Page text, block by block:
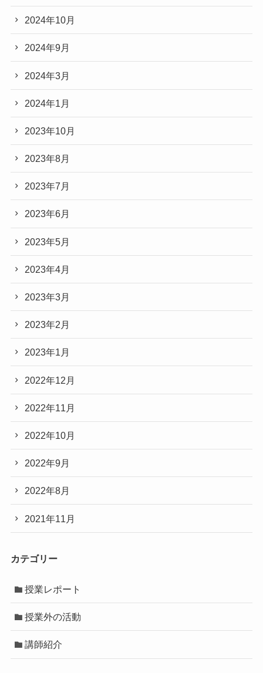
2024年10月
2024年9月
2024年3月
2024年1月
2023年10月
2023年8月
2023年7月
2023年6月
2023年5月
2023年4月
2023年3月
2023年2月
2023年1月
2022年12月
2022年11月
2022年10月
2022年9月
2022年8月
2021年11月
カテゴリー
授業レポート
授業外の活動
講師紹介